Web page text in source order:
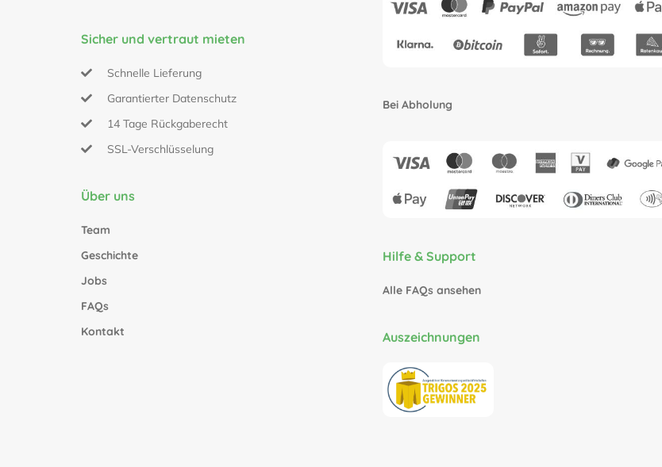
Sicher und vertraut mieten
Schnelle Lieferung
Garantierter Datenschutz
14 Tage Rückgaberecht
SSL-Verschlüsselung
Über uns
Team
Geschichte
Jobs
FAQs
Kontakt
Bei Abholung
Hilfe & Support
Alle FAQs ansehen
Auszeichnungen